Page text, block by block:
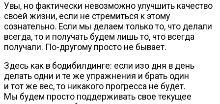
Увы, но фактически невозможно улучшить качество
своей жизни, если не стремиться к этому
сознательно. Если мы делаем только то, что делали
всегда, то и получать будем лишь то, что всегда
получали. По-другому просто не бывает.
Здесь как в бодибилдинге: если изо дня в день
делать одни и те же упражнения и брать один
и тот же вес, то никакого прогресса не будет.
Мы будем просто поддерживать свое текущее